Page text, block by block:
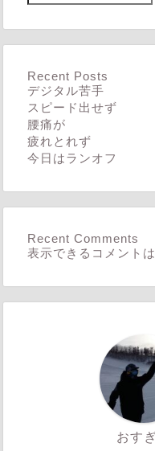
Recent Posts
デジタル苦手
スピード出せず
腰痛が
疲れとれず
今日はランオフ
Recent Comments
表示できるコメント
おす